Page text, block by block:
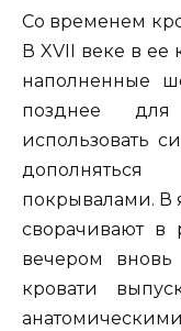
Со временем
В XVII веке в ее
наполненные
позднее
использовать
покрывалами. В
сворачивают в
вечером вновь
кровати